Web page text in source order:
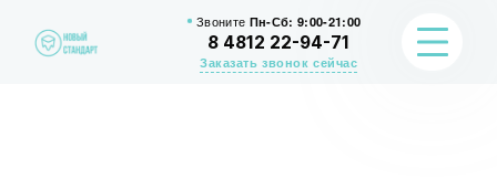
Звоните Пн-Сб: 9:00-21:00
8 4812 22-94-71
Заказать звонок сейчас